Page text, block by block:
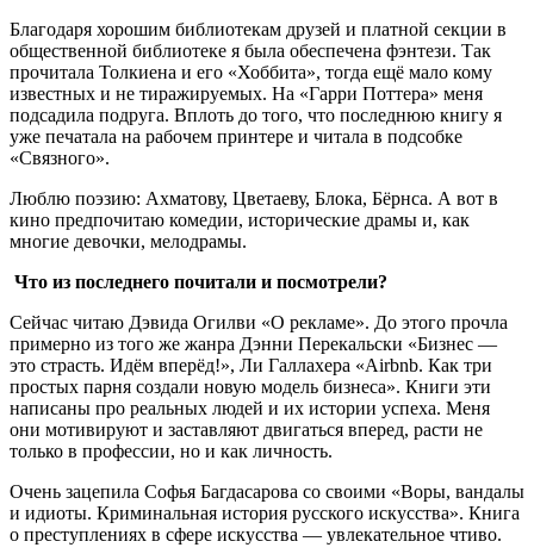
Благодаря хорошим библиотекам друзей и платной секции в
общественной библиотеке я была обеспечена фэнтези. Так
прочитала Толкиена и его «Хоббита», тогда ещё мало кому
известных и не тиражируемых. На «Гарри Поттера» меня
подсадила подруга. Вплоть до того, что последнюю книгу я
уже печатала на рабочем принтере и читала в подсобке
«Связного».
Люблю поэзию: Ахматову, Цветаеву, Блока, Бёрнса. А вот в
кино предпочитаю комедии, исторические драмы и, как
многие девочки, мелодрамы.
Что из последнего почитали и посмотрели?
Сейчас читаю Дэвида Огилви «О рекламе». До этого прочла
примерно из того же жанра Дэнни Перекальски «Бизнес —
это страсть. Идём вперёд!», Ли Галлахера «Airbnb. Как три
простых парня создали новую модель бизнеса». Книги эти
написаны про реальных людей и их истории успеха. Меня
они мотивируют и заставляют двигаться вперед, расти не
только в профессии, но и как личность.
Очень зацепила Софья Багдасарова со своими «Воры, вандалы
и идиоты. Криминальная история русского искусства». Книга
о преступлениях в сфере искусства — увлекательное чтиво.